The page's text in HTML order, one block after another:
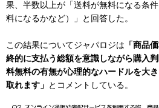
果、半数以上が「送料が無料になる条
料になるかなど）」と回答した。
この結果についてジャパロジは 「商品
終的に支払う総額を意識しながら購入
料無料の有無が心理的なハードルを大
取れます」 とコメントしている。